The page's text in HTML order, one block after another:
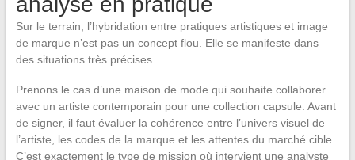
Sur le terrain, l’hybridation entre pratiques artistiques et image
de marque n’est pas un concept flou. Elle se manifeste dans
des situations très précises.
Prenons le cas d’une maison de mode qui souhaite collaborer
avec un artiste contemporain pour une collection capsule. Avant
de signer, il faut évaluer la cohérence entre l’univers visuel de
l’artiste, les codes de la marque et les attentes du marché cible.
C’est exactement le type de mission où intervient une analyste